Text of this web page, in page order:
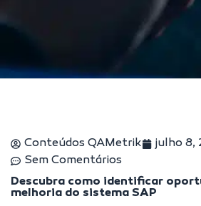
Conteúdos QAMetrik julho 8,
Sem Comentários
Descubra como identificar
melhoria do sistema SAP